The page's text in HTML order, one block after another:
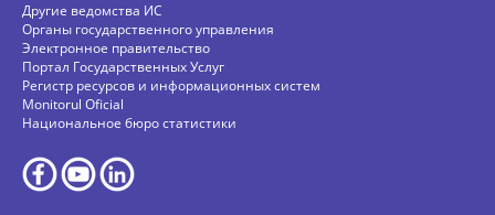
Другие ведомства ИС
Органы государственного управления
Электронное правительство
Портал Государственных Услуг
Регистр ресурсов и информационных систем
Monitorul Oficial
Национальное бюро статистики